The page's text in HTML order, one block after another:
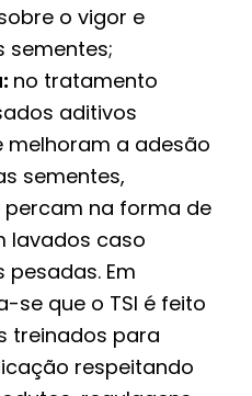
o vigor e
sementes;
no tratamento
aditivos
melhoram a adesão
sementes,
percam na forma de
lavados caso
Em
se que o TSI é feito
treinados para
respeitando